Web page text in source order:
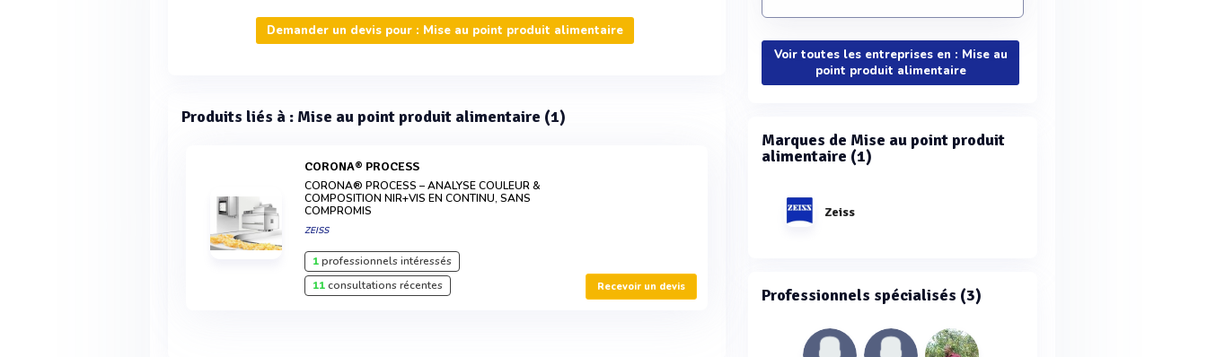
Demander un devis pour : Mise au point produit alimentaire
Produits liés à : Mise au point produit alimentaire (1)
CORONA® PROCESS
CORONA® PROCESS – ANALYSE COULEUR &
COMPOSITION NIR+VIS EN CONTINU, SANS
COMPROMIS
ZEISS
1professionnels intéressés
11consultations récentes Recevoir un devis
Voir toutes les entreprises en : Mise au
point produit alimentaire
Marques de Mise au point produit
alimentaire (1)
Zeiss
Professionnels spécialisés (3)